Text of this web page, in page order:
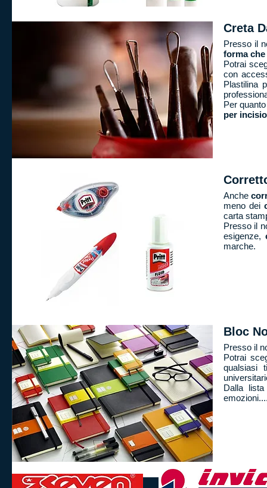
Creta
Presso il
forma
Potrai
con
Plastilina
Per
per
Anche
meno dei
carta
Presso il
esigenze,
marche.
Bloc
Presso il
Potrai
qualsiasi
Dalla